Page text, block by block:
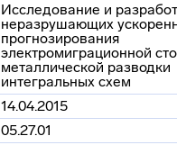
Исследование и
неразрушающих
прогнозирования
электромиграционной
металлической разводки
интегральных схем
14.04.2015
05.27.01